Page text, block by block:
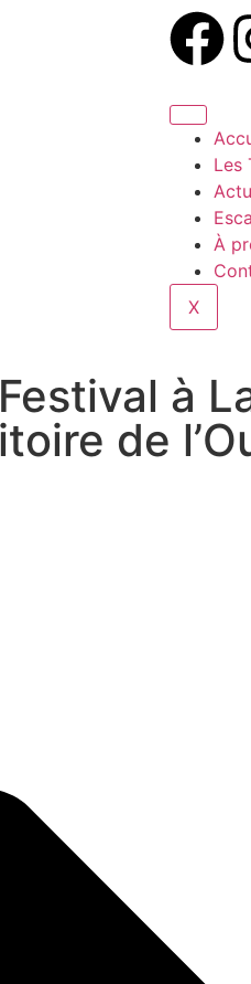
Les
À
X
à
de